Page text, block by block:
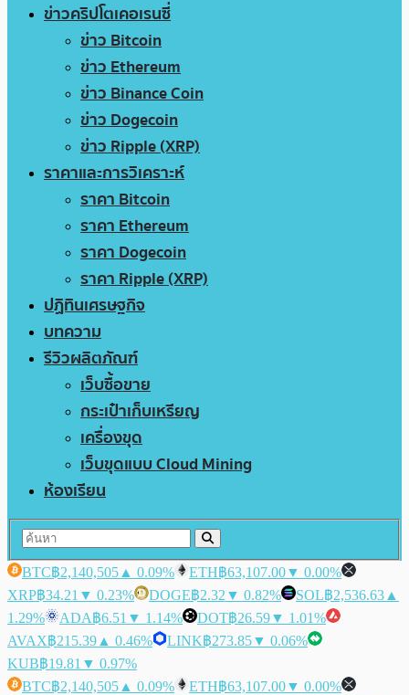
ข่าวคริปโตเคอเรนซี่
ข่าว Bitcoin
ข่าว Ethereum
ข่าว Binance Coin
ข่าว Dogecoin
ข่าว Ripple (XRP)
ราคาและการวิเคราะห์
ราคา Bitcoin
ราคา Ethereum
ราคา Dogecoin
ราคา Ripple (XRP)
ปฏิทินเศรษฐกิจ
บทความ
รีวิวผลิตภัณฑ์
เว็บซื้อขาย
กระเป๋าเก็บเหรียญ
เครื่องขุด
เว็บขุดแบบ Cloud Mining
ห้องเรียน
BTC฿2,140,505 ▲ 0.09% ETH฿63,107.00▼ 0.00%
XRP฿34.21 ▼ 0.23% DOGE฿2.32 ▼ 0.82% SOL฿2,536.63 ▲
1.29%
ADA฿6.51 ▼ 1.14% DOT฿26.59▼ 1.01%
AVAX฿215.39 ▲ 0.46% LINK฿273.85▼ 0.06%
KUB฿19.81 ▼ 0.97%
BTC฿2,140,505 ▲ 0.09% ETH฿63,107.00▼ 0.00%